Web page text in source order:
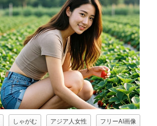
しゃがむ アジア人女性 フリーAI画像